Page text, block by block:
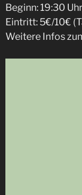
Beginn: 19:30 Uhr
Eintritt: 5€/10€
Weitere Infos